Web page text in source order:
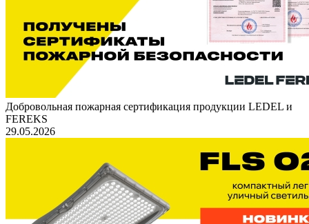
Добровольная пожарная сертификация продукции LEDEL и
FEREKS
29.05.2026